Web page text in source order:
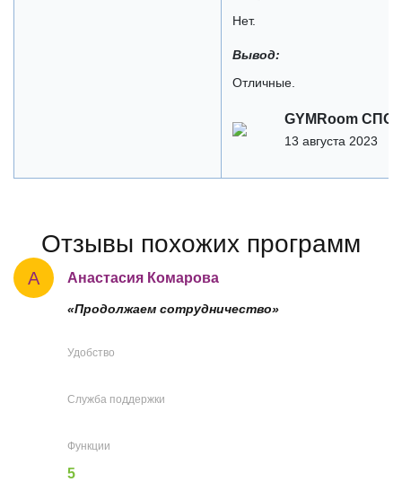
Нет.
Вывод:
Отличные.
GYMRoom
13 августа 2023
Отзывы похожих программ
А Анастасия Комарова
«Продолжаем сотрудничество»
Удобство
Служба поддержки
Функции
5